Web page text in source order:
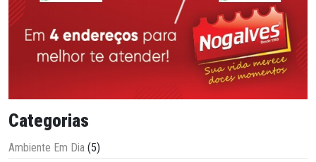
Categorias
Ambiente Em Dia (5)